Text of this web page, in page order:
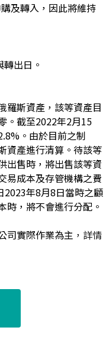
及轉入，因此將維持
出日。
羅斯資產，該等資產目
。截至2022年2月15
。由於目前之制
資產進行清算。待該等
出售時，將出售該等資
易成本及存管機構之費
2023年8月8日當時之顧
時，將不會進行分配。
司實際作業為主 ，詳情